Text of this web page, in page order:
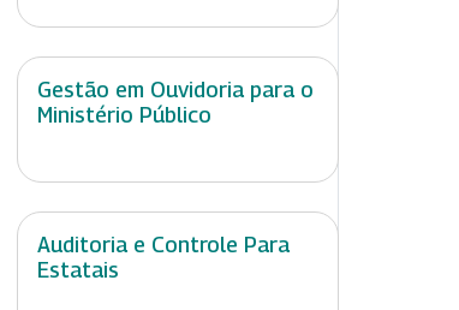
Gestão em Ouvidoria para o
Ministério Público
Auditoria e Controle Para
Estatais